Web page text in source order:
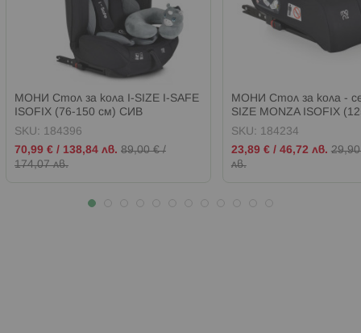
МОНИ Стол за кола I-SIZE I-SAFE
ISOFIX (76-150 см) СИВ
SKU: 184396
Промо
цена
70,99 € / 138,84 лв. 89,00 €/
174,07 лв.
МОНИ Стол за кола -
SIZE MONZA ISOFIX
СИВ
SKU: 184234
Промо
цена
23,89 €/ 46,72 лв.
лв.